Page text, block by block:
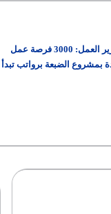
وزير العمل: 3000 فرصة عمل
بمشروع الضبعة برواتب تبدأ